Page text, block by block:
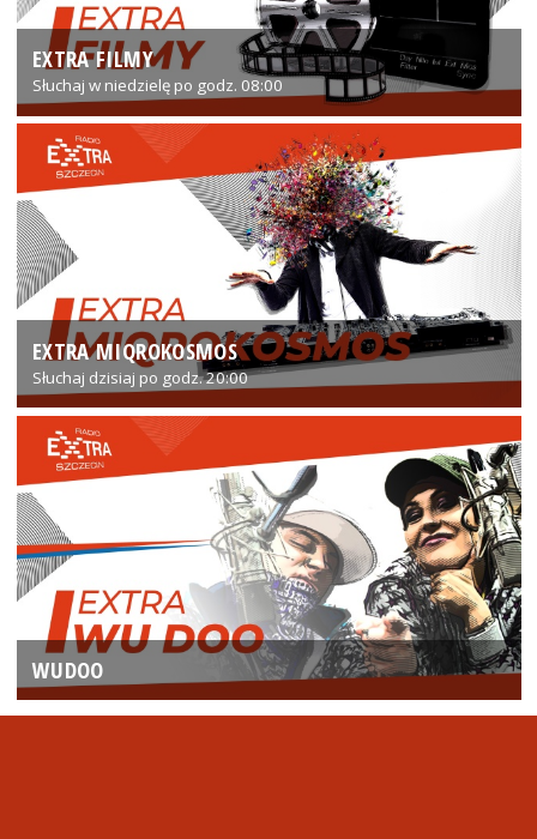
EXTRA FILMY
Słuchaj w niedzielę po godz. 08:00
EXTRA MIQROKOSMOS
Słuchaj dzisiaj po godz. 20:00
WUDOO